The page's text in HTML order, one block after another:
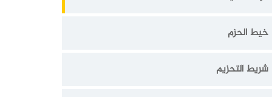
خيط الحزم
شريط التحزيم